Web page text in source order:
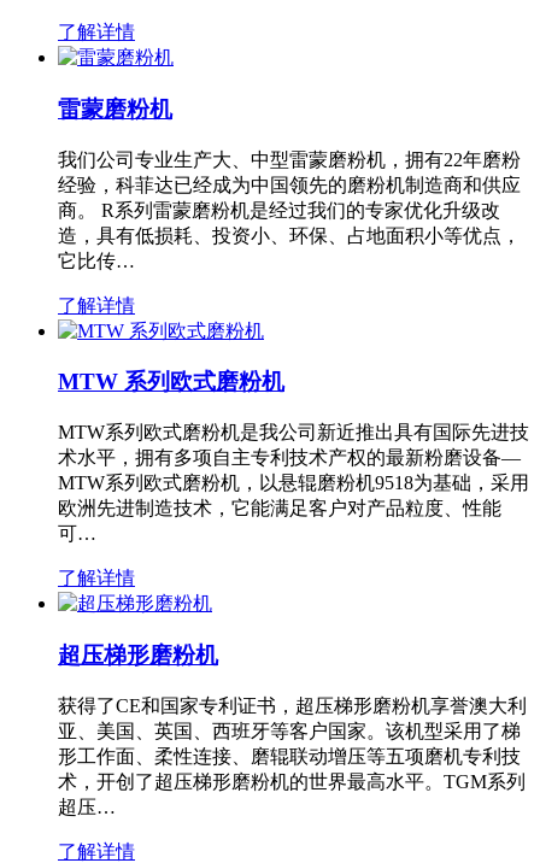
了解详情
雷蒙磨粉机
我们公司专业生产大、中型雷蒙磨粉机，拥有22年磨粉
经验，科菲达已经成为中国领先的磨粉机制造商和供应
商。 R系列雷蒙磨粉机是经过我们的专家优化升级改
造，具有低损耗、投资小、环保、占地面积小等优点，
它比传…
了解详情
MTW 系列欧式磨粉机
MTW系列欧式磨粉机是我公司新近推出具有国际先进技
术水平，拥有多项自主专利技术产权的最新粉磨设备—
MTW系列欧式磨粉机，以悬辊磨粉机9518为基础，采用
欧洲先进制造技术，它能满足客户对产品粒度、性能
可…
了解详情
超压梯形磨粉机
获得了CE和国家专利证书，超压梯形磨粉机享誉澳大利
亚、美国、英国、西班牙等客户国家。该机型采用了梯
形工作面、柔性连接、磨辊联动增压等五项磨机专利技
术，开创了超压梯形磨粉机的世界最高水平。TGM系列
超压…
了解详情